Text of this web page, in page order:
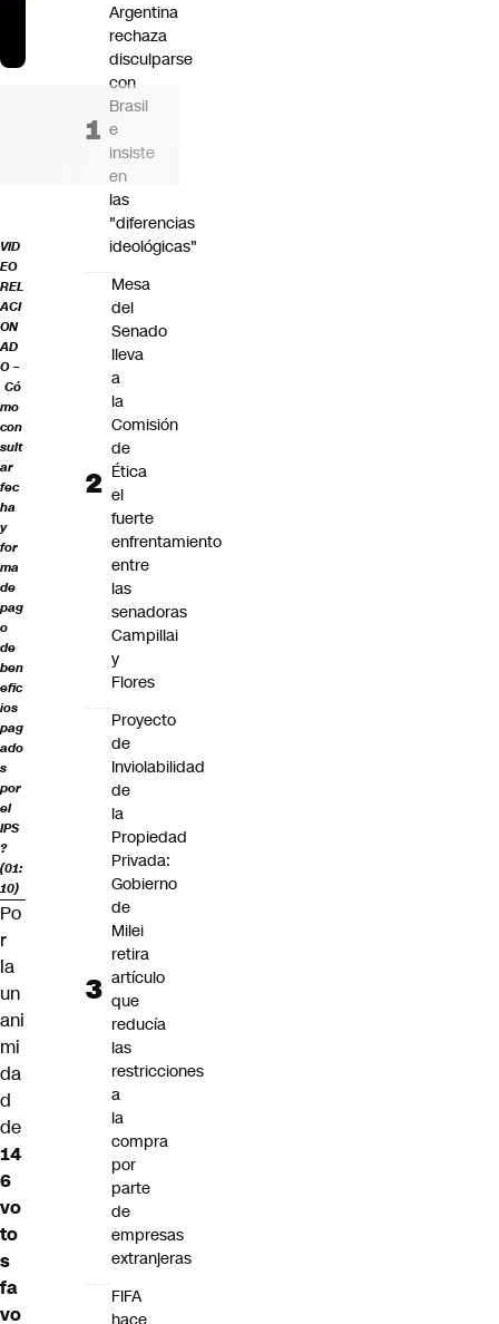
VID
EO
REL
ACI
ON
AD
O –
Có
mo
con
sult
ar
fec
ha
y
for
ma
de
pag
o
de
ben
efic
ios
pag
ado
s
por
el
IPS
?
(01:
10)
Po
r
la
un
ani
mi
da
d
de
14
6
vo
to
s
fa
vo
Argentina
rechaza
disculparse
con
Brasil
e
insiste
en
las
"diferencias
ideológicas"
Mesa
del
Senado
lleva
a
la
Comisión
de
Ética
el
fuerte
enfrentamiento
entre
las
senadoras
Campillai
y
Flores
Proyecto
de
Inviolabilidad
de
la
Propiedad
Privada:
Gobierno
de
Milei
retira
artículo
que
reducía
las
restricciones
a
la
compra
por
parte
de
empresas
extranjeras
FIFA
hace